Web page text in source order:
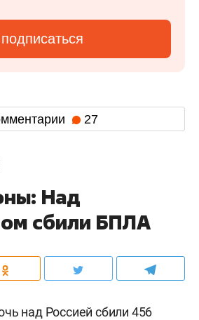
подписаться
27
Над
сбили БПЛА
над Россией сбили 456